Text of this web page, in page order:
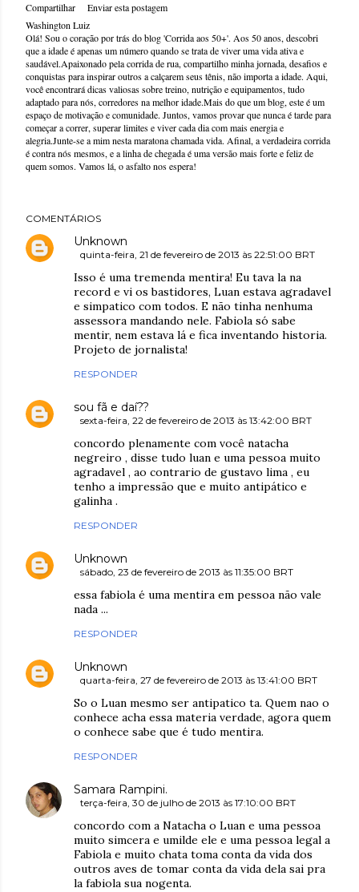
Compartilhar
Enviar esta postagem
Washington Luiz
Olá! Sou o coração por trás do blog 'Corrida aos 50+'. Aos 50 anos, descobri
que a idade é apenas um número quando se trata de viver uma vida ativa e
saudável.Apaixonado pela corrida de rua, compartilho minha jornada, desafios e
conquistas para inspirar outros a calçarem seus tênis, não importa a idade. Aqui,
você encontrará dicas valiosas sobre treino, nutrição e equipamentos, tudo
adaptado para nós, corredores na melhor idade.Mais do que um blog, este é um
espaço de motivação e comunidade. Juntos, vamos provar que nunca é tarde para
começar a correr, superar limites e viver cada dia com mais energia e
alegria.Junte-se a mim nesta maratona chamada vida. Afinal, a verdadeira corrida
é contra nós mesmos, e a linha de chegada é uma versão mais forte e feliz de
quem somos. Vamos lá, o asfalto nos espera!
COMENTÁRIOS
Unknown
quinta-feira, 21 de fevereiro de 2013 às 22:51:00 BRT
Isso é uma tremenda mentira! Eu tava la na
record e vi os bastidores, Luan estava agradavel
e simpatico com todos. E não tinha nenhuma
assessora mandando nele. Fabiola só sabe
mentir, nem estava lá e fica inventando historia.
Projeto de jornalista!
RESPONDER
sou fã e daí??
sexta-feira, 22 de fevereiro de 2013 às 13:42:00 BRT
concordo plenamente com você natacha
negreiro , disse tudo luan e uma pessoa muito
agradavel , ao contrario de gustavo lima , eu
tenho a impressão que e muito antipático e
galinha .
RESPONDER
Unknown
sábado, 23 de fevereiro de 2013 às 11:35:00 BRT
essa fabiola é uma mentira em pessoa não vale
nada ...
RESPONDER
Unknown
quarta-feira, 27 de fevereiro de 2013 às 13:41:00 BRT
So o Luan mesmo ser antipatico ta. Quem nao o
conhece acha essa materia verdade, agora quem
o conhece sabe que é tudo mentira.
RESPONDER
Samara Rampini.
terça-feira, 30 de julho de 2013 às 17:10:00 BRT
concordo com a Natacha o Luan e uma pessoa
muito simcera e umilde ele e uma pessoa legal a
Fabiola e muito chata toma conta da vida dos
outros aves de tomar conta da vida dela sai pra
la fabiola sua nogenta.